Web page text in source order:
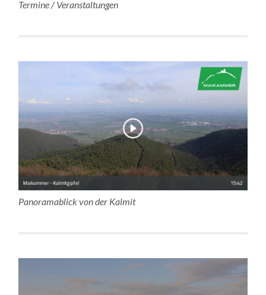
Termine / Veranstaltungen
Panoramablick von der Kalmit